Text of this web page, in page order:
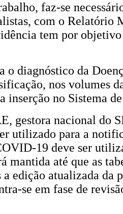
faz-se
com o
tem por
diagnóstico da
nos volumes
inserção no Sistema
gestora nacional do
utilizado para a
19 deve ser
até que as
edição atualizada da
se em fase de